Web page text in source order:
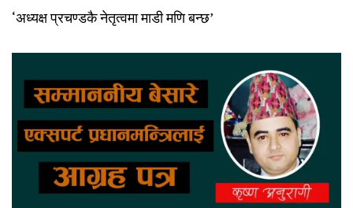
‘अध्यक्ष प्रचण्डकै नेतृत्वमा माडी मणि बन्छ’